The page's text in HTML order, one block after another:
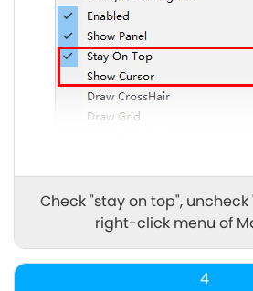
Check "stay on top", uncheck
right-click menu of
4